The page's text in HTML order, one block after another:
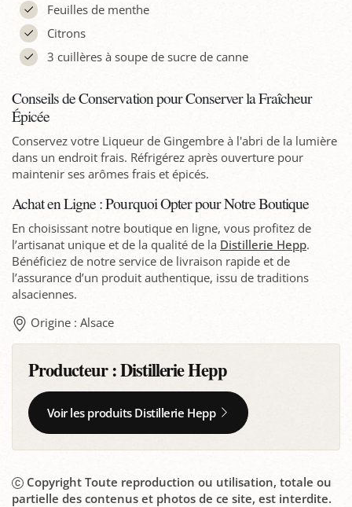
Feuilles de menthe
Citrons
3 cuillères à soupe de sucre de canne
Conseils de Conservation pour Conserver la Fraîcheur
Épicée
Conservez votre Liqueur de Gingembre à l'abri de la lumière
dans un endroit frais. Réfrigérez après ouverture pour
maintenir ses arômes frais et épicés.
Achat en Ligne : Pourquoi Opter pour Notre Boutique
En choisissant notre boutique en ligne, vous profitez de
l’artisanat unique et de la qualité de la Distillerie Hepp.
Bénéficiez de notre service de livraison rapide et de
l’assurance d’un produit authentique, issu de traditions
alsaciennes.
Origine : Alsace
Producteur :Distillerie Hepp
Voir les produits Distillerie Hepp
Copyright Toute reproduction ou utilisation, totale ou
partielle des contenus et photos de ce site, est interdite.